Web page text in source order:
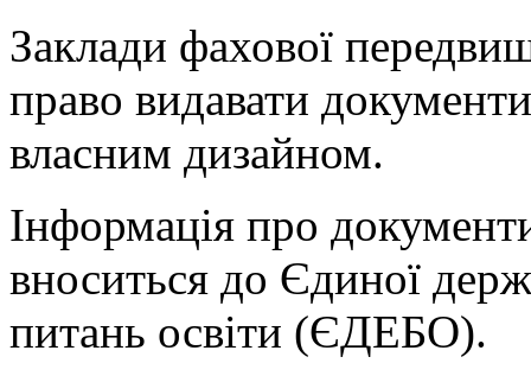
Заклади фахової
право видавати
власним дизайном.
Інформація про
вноситься до Єдиної
питань освіти (ЄДЕБО).